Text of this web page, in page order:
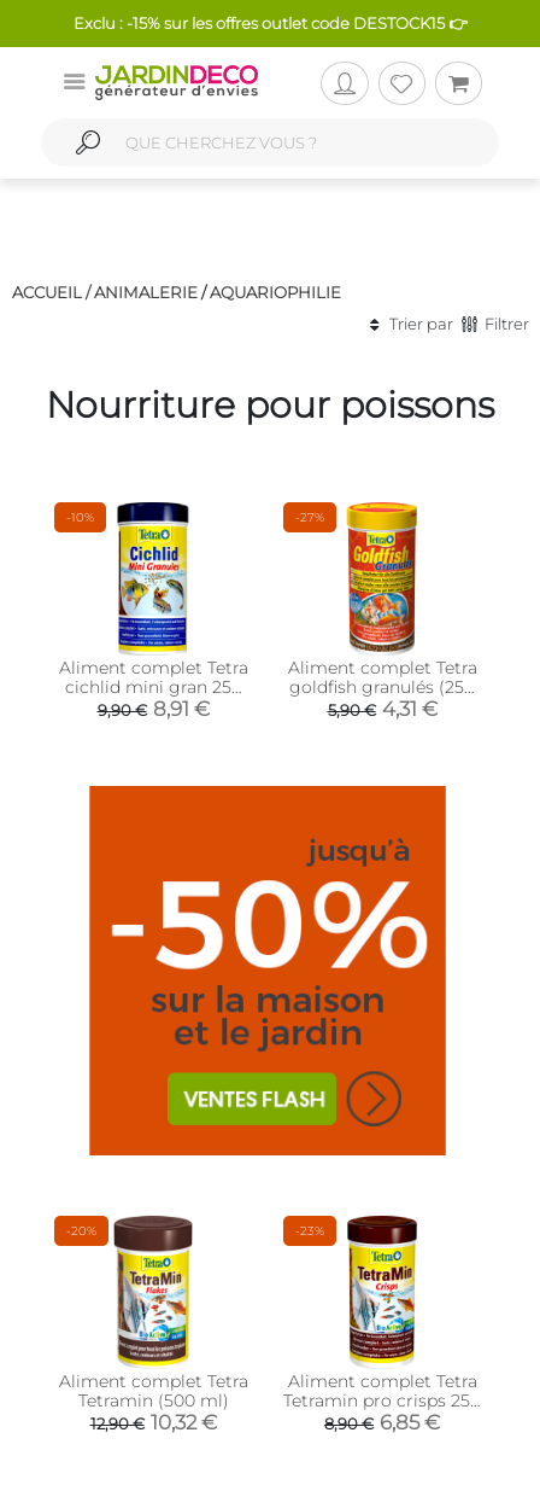
Exclu : -15% sur les offres outlet code DESTOCK15 👉
ACCUEIL /ANIMALERIE/AQUARIOPHILIE
Trier par
Filtrer
Nourriture pour poissons
-10%
Aliment complet Tetra
cichlid mini gran 250
ml
9,90 € 8,91 €
-27%
Aliment complet Tetra
goldfish granulés (250
ml)
5,90 € 4,31 €
-20%
Aliment complet Tetra
Tetramin (500 ml)
12,90 € 10,32 €
-23%
Aliment complet Tetra
Tetramin pro crisps 250
ml
8,90 € 6,85 €